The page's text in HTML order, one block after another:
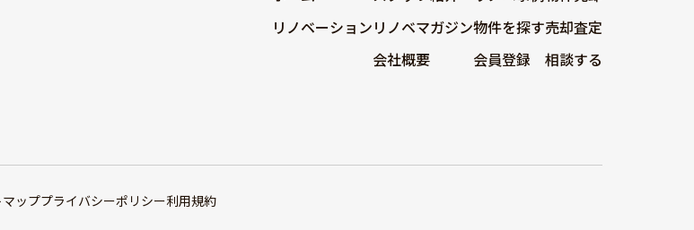
リノベーションリノベマガジン
会社概要
物件を探す
会員登録
売却査定
相談する
ッププライバシーポリシー利用規約